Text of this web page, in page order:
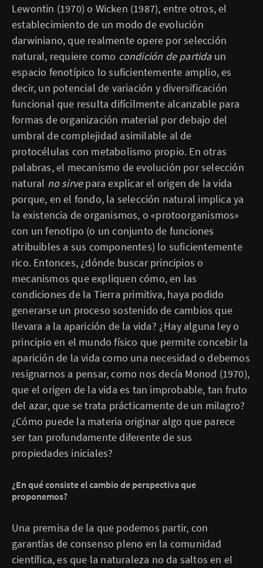
Lewontin (1970) o Wicken (1987), entre otros, el
establecimiento de un modo de evolución
darwiniano, que realmente opere por selección
natural, requiere como condición de partidaun
espacio fenotípico lo suficientemente amplio, es
decir, un potencial de variación y diversificación
funcional que resulta difícilmente alcanzable para
formas de organización material por debajo del
umbral de complejidad asimilable al de
protocélulas con metabolismo propio. En otras
palabras, el mecanismo de evolución por selección
natural no sirvepara explicar el origen de la vida
porque, en el fondo, la selección natural implica ya
la existencia de organismos, o «protoorganismos»
con un fenotipo (o un conjunto de funciones
atribuibles a sus componentes) lo suficientemente
rico. Entonces, ¿dónde buscar principios o
mecanismos que expliquen cómo, en las
condiciones de la Tierra primitiva, haya podido
generarse un proceso sostenido de cambios que
llevara a la aparición de la vida? ¿Hay alguna ley o
principio en el mundo físico que permite concebir la
aparición de la vida como una necesidad o debemos
resignarnos a pensar, como nos decía Monod (1970),
que el origen de la vida es tan improbable, tan fruto
del azar, que se trata prácticamente de un milagro?
¿Cómo puede la materia originar algo que parece
ser tan profundamente diferente de sus
propiedades iniciales?
¿En qué consiste el cambio de perspectiva que
proponemos?
Una premisa de la que podemos partir, con
garantías de consenso pleno en la comunidad
científica, es que la naturaleza no da saltos en el